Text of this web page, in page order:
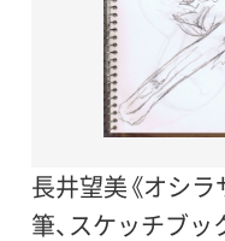
長井望美《オシ
筆、スケッチブッ